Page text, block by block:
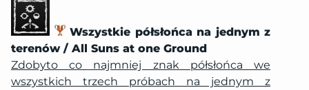
Wszystkie półsłońca na jednym z
terenów / All Suns at one Ground
Zdobyto co najmniej znak półsłońca we
wszystkich trzech próbach na jednym z